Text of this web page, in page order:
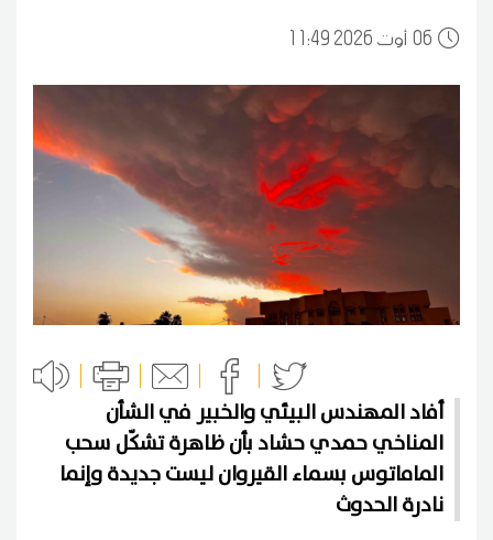
0611:49 2026 أوت
أفاد المهندس البيئي والخبير في الشأن
المناخي حمدي حشاد بأن ظاهرة تشكّل سحب
الماماتوس بسماء القيروان ليست جديدة وإنما
نادرة الحدوث